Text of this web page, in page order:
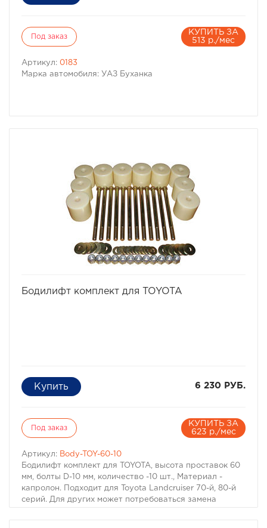
Под заказ
КУПИТЬ ЗА
513 р./мес
Артикул: 0183
Марка автомобиля: УАЗ Буханка
Бодилифт комплект для TOYOTA
6 230 РУБ.
Под заказ
КУПИТЬ ЗА
623 р./мес
Артикул: Body-TOY-60-10
Бодилифт комплект для TOYOTA, высота проставок 60
мм, болты D-10 мм, количество -10 шт., Материал -
капролон. Подходит для Toyota Landcruiser 70-й, 80-й
серий. Для других может потребоваться замена